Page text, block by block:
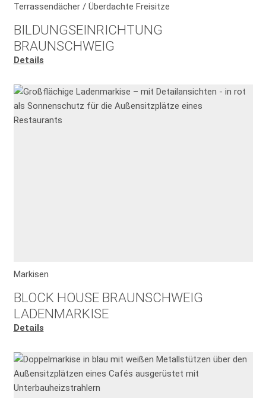
Terrassendächer / Überdachte Freisitze
BILDUNGSEINRICHTUNG
BRAUNSCHWEIG
Details
Markisen
BLOCK HOUSE BRAUNSCHWEIG
LADENMARKISE
Details